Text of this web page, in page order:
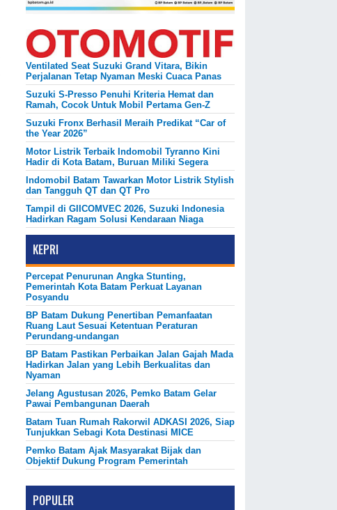
Ventilated Seat Suzuki Grand Vitara, Bikin
Perjalanan Tetap Nyaman Meski Cuaca Panas
Suzuki S-Presso Penuhi Kriteria Hemat dan
Ramah, Cocok Untuk Mobil Pertama Gen-Z
Suzuki Fronx Berhasil Meraih Predikat “Car of
the Year 2026”
Motor Listrik Terbaik Indomobil Tyranno Kini
Hadir di Kota Batam, Buruan Miliki Segera
Indomobil Batam Tawarkan Motor Listrik Stylish
dan Tangguh QT dan QT Pro
Tampil di GIICOMVEC 2026, Suzuki Indonesia
Hadirkan Ragam Solusi Kendaraan Niaga
KEPRI
Percepat Penurunan Angka Stunting,
Pemerintah Kota Batam Perkuat Layanan
Posyandu
BP Batam Dukung Penertiban Pemanfaatan
Ruang Laut Sesuai Ketentuan Peraturan
Perundang-undangan
BP Batam Pastikan Perbaikan Jalan Gajah Mada
Hadirkan Jalan yang Lebih Berkualitas dan
Nyaman
Jelang Agustusan 2026, Pemko Batam Gelar
Pawai Pembangunan Daerah
Batam Tuan Rumah Rakorwil ADKASI 2026, Siap
Tunjukkan Sebagi Kota Destinasi MICE
Pemko Batam Ajak Masyarakat Bijak dan
Objektif Dukung Program Pemerintah
POPULER